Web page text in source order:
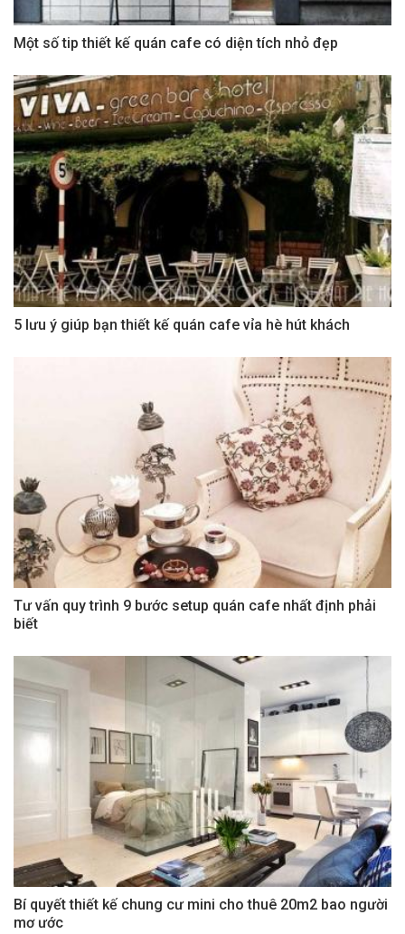
Một số tip thiết kế quán cafe có diện tích nhỏ đẹp
5 lưu ý giúp bạn thiết kế quán cafe vỉa hè hút khách
Tư vấn quy trình 9 bước setup quán cafe nhất định phải
biết
Bí quyết thiết kế chung cư mini cho thuê 20m2 bao người
mơ ước